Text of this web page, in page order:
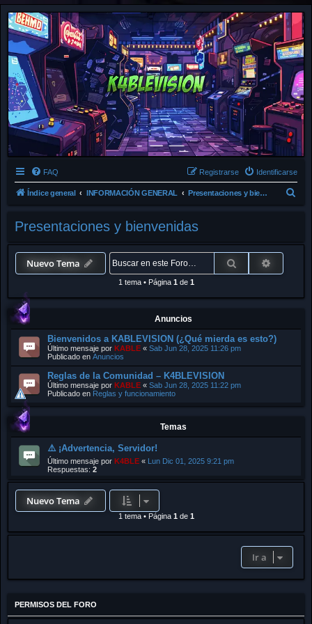
FAQ Identificarse
Registrarse
Índice general INFORMACIÓN GENERAL Presentaciones y bienvenidas
Presentaciones y bienvenidas
Nuevo Tema Buscar
1 tema• Página 1 de 1
Anuncios
Bienvenidos a KABLEVISION (¿Qué mierda es esto?)
Último mensaje por KABLE « Sab Jun 28, 2025 11:26 pm
Publicado en Anuncios
Reglas de la Comunidad – K4BLEVISION
Último mensaje por KABLE « Sab Jun 28, 2025 11:22 pm
Publicado en Reglas y funcionamiento
Temas
⚠️ ¡Advertencia, Servidor!
Último mensaje por K4BLE « Lun Dic 01, 2025 9:21 pm
Respuestas: 2
Nuevo Tema
1 tema• Página 1 de 1
Ir a
PERMISOS DEL FORO